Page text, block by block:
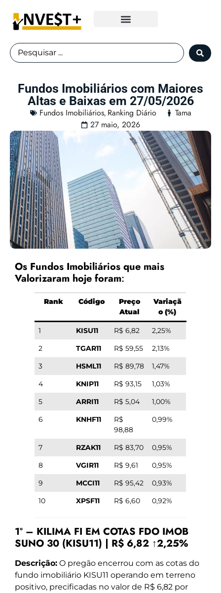
Fundos Imobiliários com Maiores
Altas e Baixas em 27/05/2026
Fundos Imobiliários, Ranking Diário
Tama
27 maio, 2026
Os Fundos Imobiliários que mais
Valorizaram hoje foram:
Rank Código
Preço
Atual
Variaçã
o (%)
1 KISU11 R$ 6,82
2,25%
2
TGAR11 R$ 59,55
2,13%
3
HSML11 R$ 89,78
1,47%
4
KNIP11 R$ 93,15
1,03%
5
ARRI11 R$ 5,04
1,00%
6
KNHF11
R$
98,88
0,99%
7 RZAK11 R$ 83,70
0,95%
8
VGIR11 R$ 9,61
0,95%
9
MCCI11 R$ 95,42
0,93%
10
XPSF11 R$ 6,60 0,92%
1º – KILIMA FI EM COTAS FDO IMOB
SUNO 30 (KISU11) | R$ 6,82 ↑2,25%
Descrição: O pregão encerrou com as cotas do
fundo imobiliário KISU11 operando em terreno
positivo, precificadas no valor de R$ 6,82 por